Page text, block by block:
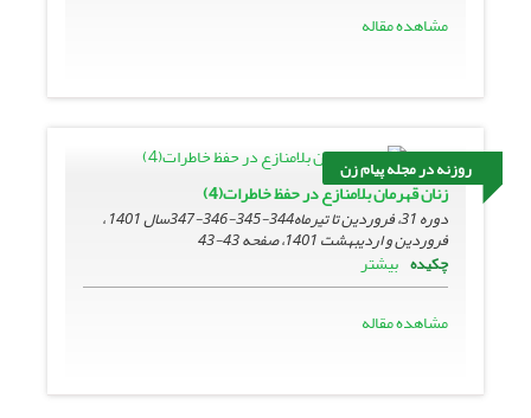
مشاهده مقاله
روزنه در مجله پیام زن
زنان قهرمان بلامنازع در حفظ خاطرات(4)
دوره 31، فروردین تا تیرماه344-345-346-347سال 1401 ،
فروردین و اردیبهشت 1401، صفحه
43-43
چکیده بیشتر
مشاهده مقاله